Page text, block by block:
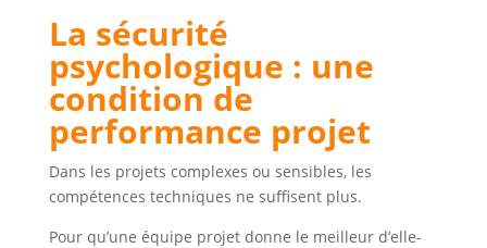
La sécurité
psychologique : une
condition de
performance projet
Dans les projets complexes ou sensibles, les
compétences techniques ne suffisent plus.
Pour qu’une équipe projet donne le meilleur d’elle-